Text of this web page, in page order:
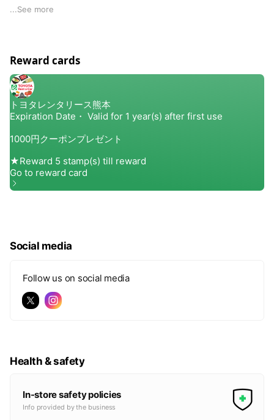
レンタカーや、社用車にもエコカーを導入しており、
『エコアクション21の取得』
エコアクション21を取得しており、全拠点の電気・水・燃料
等、自社のエネルギー使用量を把握し削減に取り組んでいま
す。
また、クールビズ活動の推進や証明のLED化によって
『効率的な資源利用・環境に配慮した製品の購入』
社内の備品関係には積極的にクリーン商品を購入しておりま
の徹底、シュレッダーゴミのリサイクル活動を積極的に行いま
『社会貢献活動・防災活動』
に導入し、防災グッズや非常食を定期的に購入して備蓄してお
救命知識を会得しております。
...See more
Reward cards
Social media
Follow us on social media
Health & safety
In-store safety policies
Info provided by the business